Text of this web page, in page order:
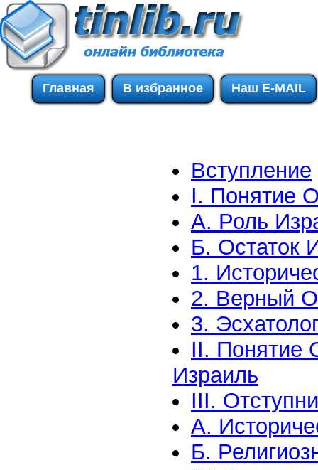
Главная В избранное Наш E-MAIL
Вступление
I. Понятие
А. Роль
Б. Остаток
1.
2. Верный
3.
II. Понятие
Израиль
III.
А.
Б.